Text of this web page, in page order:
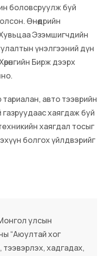
боловсруулж буй
Өнөөдрийн
Эзэмшигчдийн
үнэлгээний дүн
Бирж дээрх
авто тээврийн
хаягдаж буй
хаягдал тосыг
болгох үйлдвэрийг
улсын
“Аюултай хог
хадгадах,